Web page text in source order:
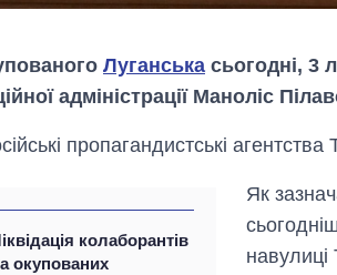
Луганська сьогодні, 3
адміністрації Маноліс
пропагандистські
колаборантів
окупованих
Як